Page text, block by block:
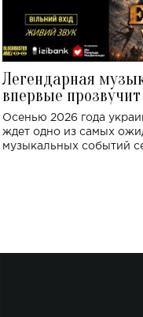
Легендарная
впервые
Украине: где
Осенью 2026 года
ждет одно из самых
музыкальных событий